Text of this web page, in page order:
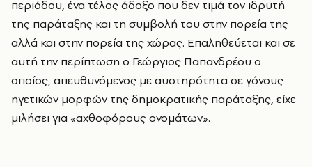
περιόδου, ένα τέλος άδοξο που δεν τιμά τον ιδρυτή
της παράταξης και τη συμβολή του στην πορεία της
αλλά και στην πορεία της χώρας. Επαληθεύεται και σε
αυτή την περίπτωση ο Γεώργιος Παπανδρέου ο
οποίος, απευθυνόμενος με αυστηρότητα σε γόνους
ηγετικών μορφών της δημοκρατικής παράταξης, είχε
μιλήσει για «αχθοφόρους ονομάτων».